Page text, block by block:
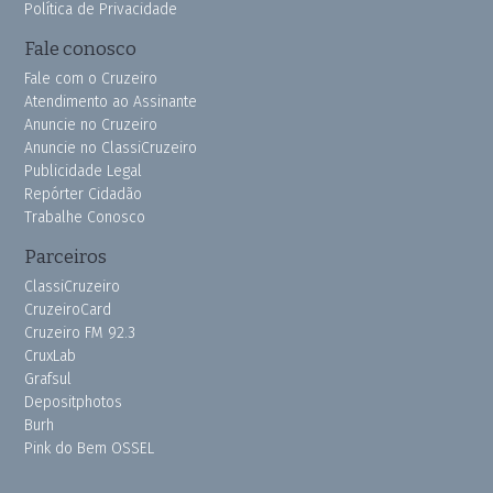
Política de Privacidade
Fale conosco
Fale com o Cruzeiro
Atendimento ao Assinante
Anuncie no Cruzeiro
Anuncie no ClassiCruzeiro
Publicidade Legal
Repórter Cidadão
Trabalhe Conosco
Parceiros
ClassiCruzeiro
CruzeiroCard
Cruzeiro FM 92.3
CruxLab
Grafsul
Depositphotos
Burh
Pink do Bem OSSEL